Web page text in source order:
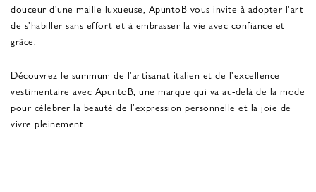
douceur d'une maille luxueuse, ApuntoB vous invite à adopter l'art
de s'habiller sans effort et à embrasser la vie avec confiance et
grâce.
Découvrez le summum de l'artisanat italien et de l'excellence
vestimentaire avec ApuntoB, une marque qui va au-delà de la mode
pour célébrer la beauté de l'expression personnelle et la joie de
vivre pleinement.